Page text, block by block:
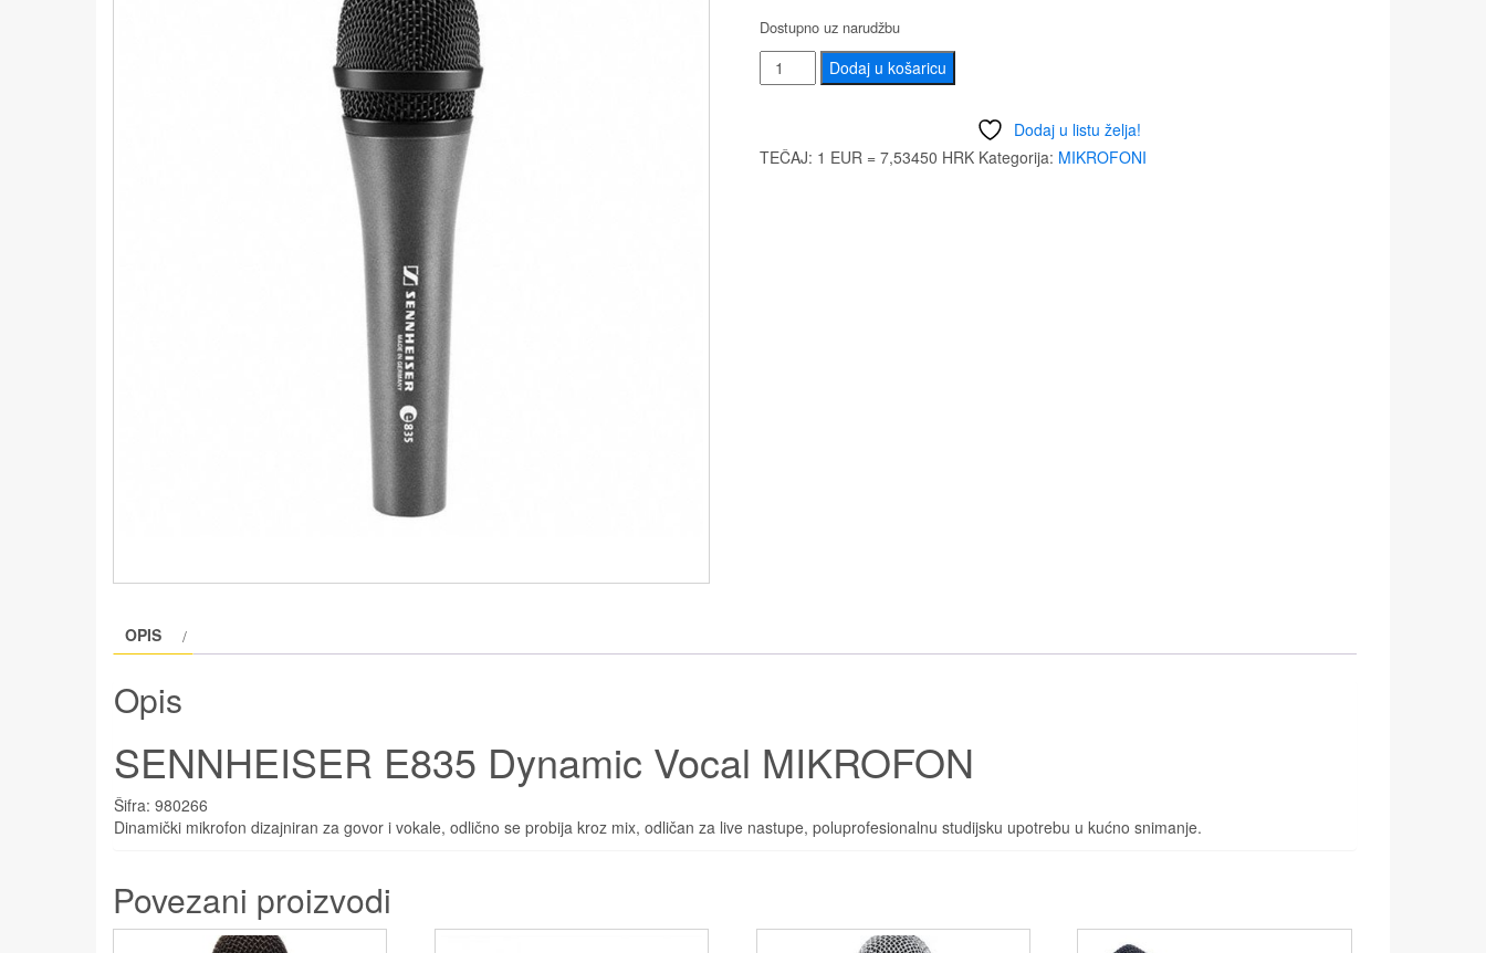
Dostupno uz narudžbu
SENNHEISER
E835
količina
Dodaj u košaricu
Dodaj u listu želja!
TEČAJ: 1 EUR = 7,53450 HRK Kategorija: MIKROFONI
OPIS
Opis
SENNHEISER E835 Dynamic Vocal MIKROFON
Šifra: 980266
Dinamički mikrofon dizajniran za govor i vokale, odlično se probija kroz mix, odličan za live nastupe, poluprofesionalnu studijsku upotrebu u kućno snimanje.
Povezani proizvodi